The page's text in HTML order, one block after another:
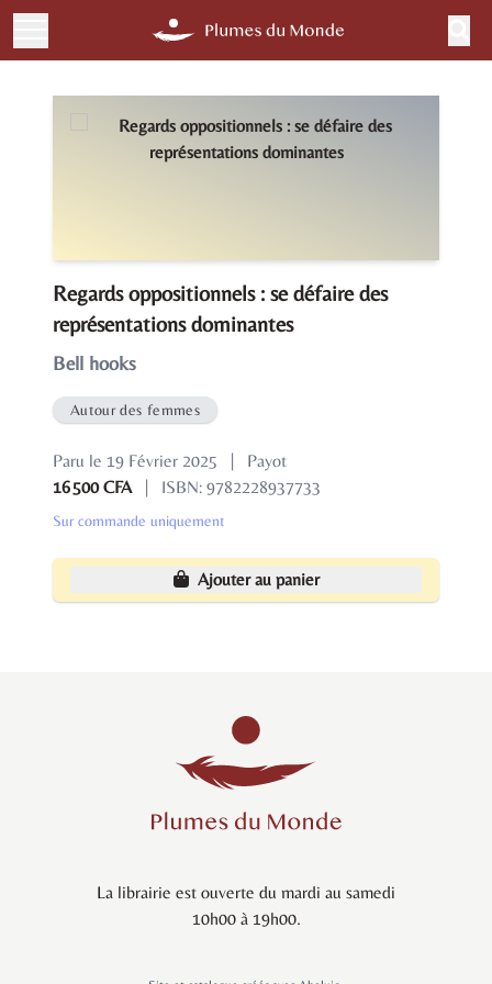
Regards oppositionnels : se défaire des
représentations dominantes
Bell hooks
Autour des femmes
Paru le 19 Février 2025 |
Payot
16 500 CFA
| ISBN: 9782228937733
Sur commande uniquement
Ajouter au panier
La librairie est ouverte du mardi au samedi
10h00 à 19h00.